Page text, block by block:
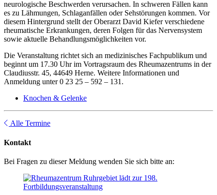
neurologische Beschwerden verursachen. In schweren Fällen kann
es zu Lähmungen, Schlaganfällen oder Sehstörungen kommen. Vor
diesem Hintergrund stellt der Oberarzt David Kiefer verschiedene
rheumatische Erkrankungen, deren Folgen für das Nervensystem
sowie aktuelle Behandlungsmöglichkeiten vor.
Die Veranstaltung richtet sich an medizinisches Fachpublikum und
beginnt um 17.30 Uhr im Vortragsraum des Rheumazentrums in der
Claudiusstr. 45, 44649 Herne. Weitere Informationen und
Anmeldung unter 0 23 25 – 592 – 131.
Knochen & Gelenke
Alle Termine
Kontakt
Bei Fragen zu dieser Meldung wenden Sie sich bitte an: